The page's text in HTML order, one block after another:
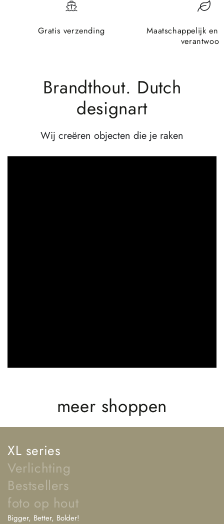
Gratis verzending
Maatschappelijk en
Brandthout. Dutch
designart
Wij creëren objecten die je raken
meer shoppen
XL series
Verlichting
Bestsellers
foto op hout
Bigger, Better, Bolder!